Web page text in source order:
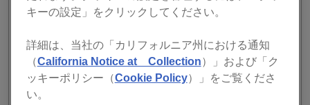
その他のバグの修正と安定性の向上
rekordbox ver. 6.8.0 has been released.
キーの設定」をクリックしてください。
詳細は、当社の「カリフォルニア州における通知
（California Notice at Collection）」および「ク
ッキーポリシー（Cookie Policy）」をご覧くださ
い。